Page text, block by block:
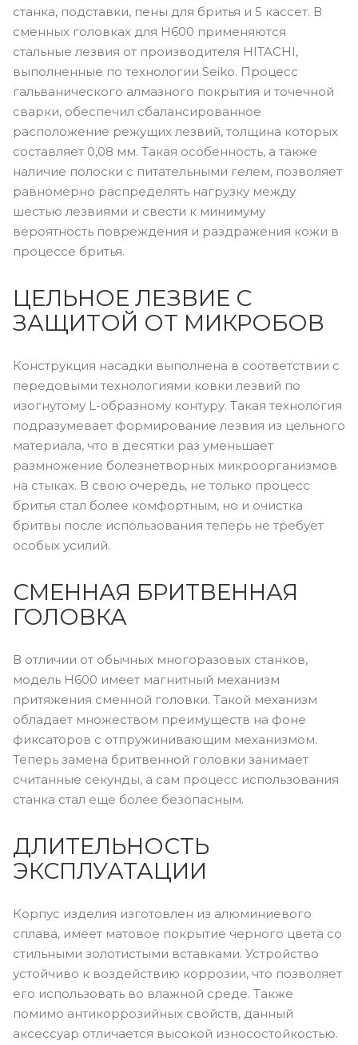
станка, подставки, пены для бритья и 5 кассет. В
сменных головках для H600 применяются
стальные лезвия от производителя HITACHI,
выполненные по технологии Seiko. Процесс
гальванического алмазного покрытия и точечной
сварки, обеспечил сбалансированное
расположение режущих лезвий, толщина которых
составляет 0,08 мм. Такая особенность, а также
наличие полоски с питательными гелем, позволяет
равномерно распределять нагрузку между
шестью лезвиями и свести к минимуму
вероятность повреждения и раздражения кожи в
процессе бритья.
ЦЕЛЬНОЕ ЛЕЗВИЕ С
ЗАЩИТОЙ ОТ МИКРОБОВ
Конструкция насадки выполнена в соответствии с
передовыми технологиями ковки лезвий по
изогнутому L-образному контуру. Такая технология
подразумевает формирование лезвия из цельного
материала, что в десятки раз уменьшает
размножение болезнетворных микроорганизмов
на стыках. В свою очередь, не только процесс
бритья стал более комфортным, но и очистка
бритвы после использования теперь не требует
особых усилий.
СМЕННАЯ БРИТВЕННАЯ
ГОЛОВКА
В отличии от обычных многоразовых станков,
модель H600 имеет магнитный механизм
притяжения сменной головки. Такой механизм
обладает множеством преимуществ на фоне
фиксаторов с отпружинивающим механизмом.
Теперь замена бритвенной головки занимает
считанные секунды, а сам процесс использования
станка стал еще более безопасным.
ДЛИТЕЛЬНОСТЬ
ЭКСПЛУАТАЦИИ
Корпус изделия изготовлен из алюминиевого
сплава, имеет матовое покрытие черного цвета со
стильными золотистыми вставками. Устройство
устойчиво к воздействию коррозии, что позволяет
его использовать во влажной среде. Также
помимо антикоррозийных свойств, данный
аксессуар отличается высокой износостойкостью.